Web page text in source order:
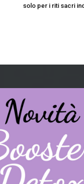
solo per i riti sacri